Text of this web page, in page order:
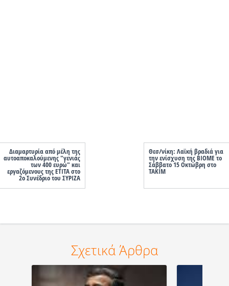
Διαμαρτυρία από μέλη της
αυτοαποκαλούμενης "γενιάς
των 400 ευρώ" και
εργαζόμενους της ΕΤΙΤΑ στο
2ο Συνέδριο του ΣΥΡΙΖΑ
Θεσ/νίκη: Λαϊκή βραδιά για
την ενίσχυση της ΒΙΟΜΕ το
Σάββατο 15 Οκτώβρη στο
ΤΑΚΙΜ
Σχετικά Άρθρα